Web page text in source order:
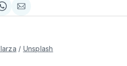
Share
on
Compartir
via
/ Unsplash